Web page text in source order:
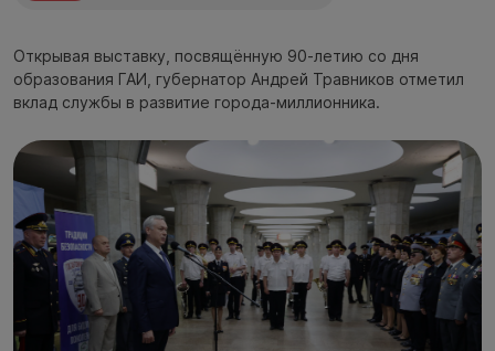
Открывая выставку, посвящённую 90-летию со дня
образования ГАИ, губернатор Андрей Травников отметил
вклад службы в развитие города-миллионника.